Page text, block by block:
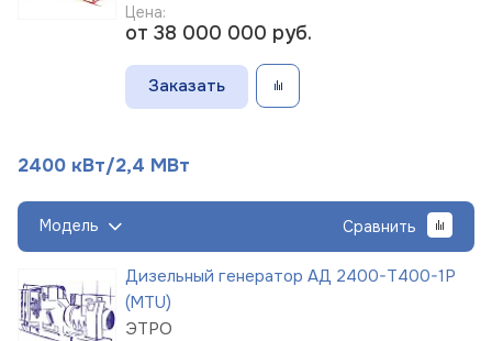
Цена:
от 38 000 000 руб.
Заказать
2400 кВт/2,4 МВт
Модель Сравнить
Дизельный генератор АД 2400-Т400-1Р
(MTU)
ЭТРО